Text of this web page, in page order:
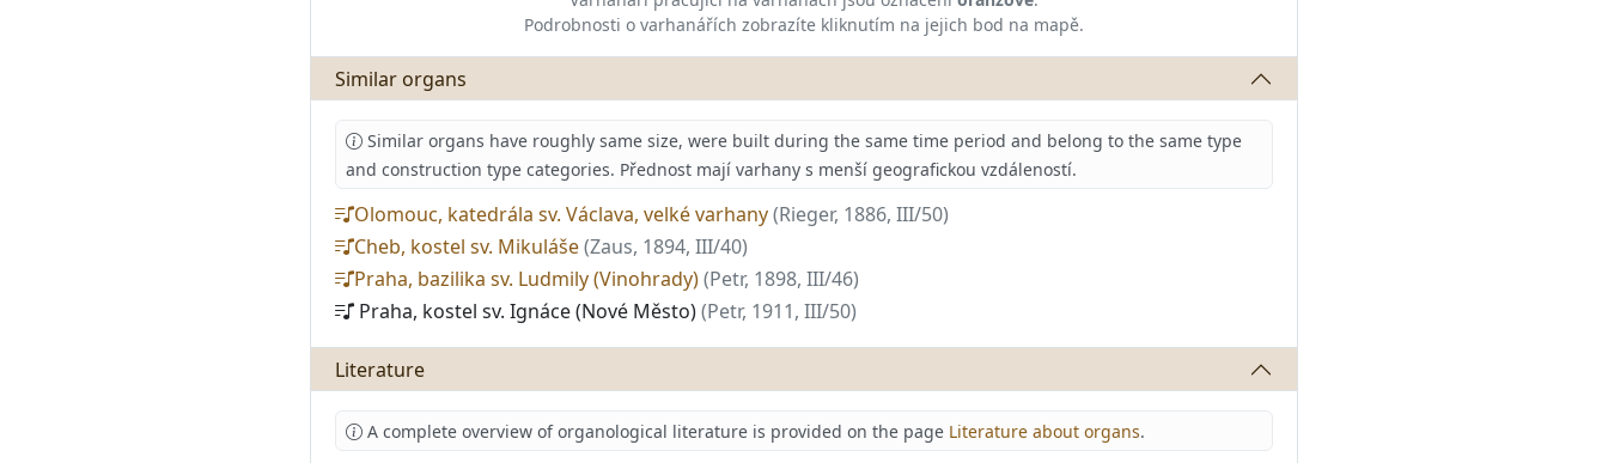
Podrobnosti o varhanářích zobrazíte kliknutím na jejich bod na mapě.
Similar organs
Similar organs have roughly same size, were built during the same time period and belong to the same type
and construction type categories. Přednost mají varhany s menší geografickou vzdáleností.
Olomouc, katedrála sv. Václava, velké varhany(Rieger, 1886, III/50)
Cheb, kostel sv. Mikuláše(Zaus, 1894, III/40)
Praha, bazilika sv. Ludmily (Vinohrady)(Petr, 1898, III/46)
Praha, kostel sv. Ignáce (Nové Město)(Petr, 1911, III/50)
Literature
A complete overview of organological literature is provided on the page Literature about organs.